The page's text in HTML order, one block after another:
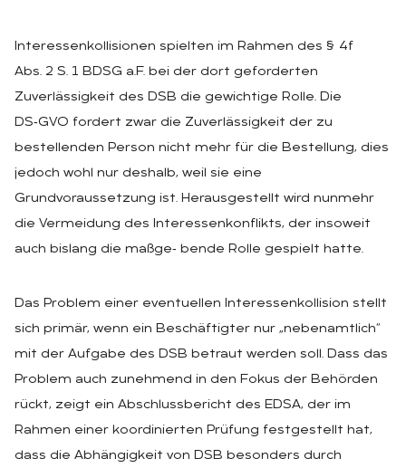
Interessenkollisionen spielten im Rahmen des § 4f
Abs. 2 S. 1 BDSG a.F. bei der dort geforderten
Zuverlässigkeit des DSB die gewichtige Rolle. Die
DS‑GVO fordert zwar die Zuverlässigkeit der zu
bestellenden Person nicht mehr für die Bestellung, dies
jedoch wohl nur deshalb, weil sie eine
Grundvoraussetzung ist. Herausgestellt wird nunmehr
die Vermeidung des Interessenkonflikts, der insoweit
auch bislang die maßge‑ bende Rolle gespielt hatte.
Das Problem einer eventuellen Interessenkollision stellt
sich primär, wenn ein Beschäftigter nur „nebenamtlich“
mit der Aufgabe des DSB betraut werden soll. Dass das
Problem auch zunehmend in den Fokus der Behörden
rückt, zeigt ein Abschlussbericht des EDSA, der im
Rahmen einer koordinierten Prüfung festgestellt hat,
dass die Abhängigkeit von DSB besonders durch